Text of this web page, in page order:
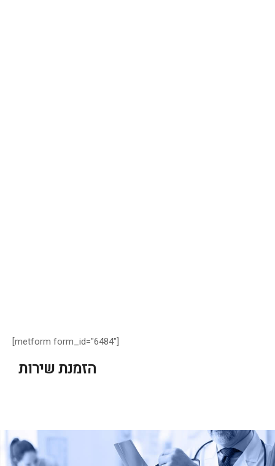
[metform form_id="6484"]
הזמנת שירות